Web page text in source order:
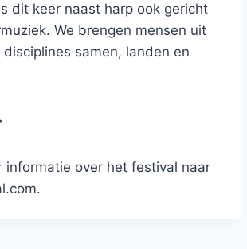
dit keer naast harp ook gericht
We brengen mensen uit
samen, landen en
informatie over het festival naar